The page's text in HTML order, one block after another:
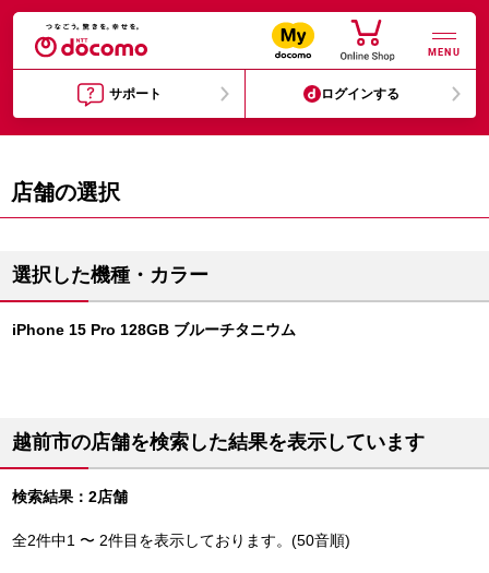
MENU
サポート ログインする
店舗の選択
選択した機種・カラー
iPhone 15 Pro 128GB ブルーチタニウム
越前市の店舗を検索した結果を表示しています
検索結果：2店舗
全2件中1 〜 2件目を表示しております。(50音順)